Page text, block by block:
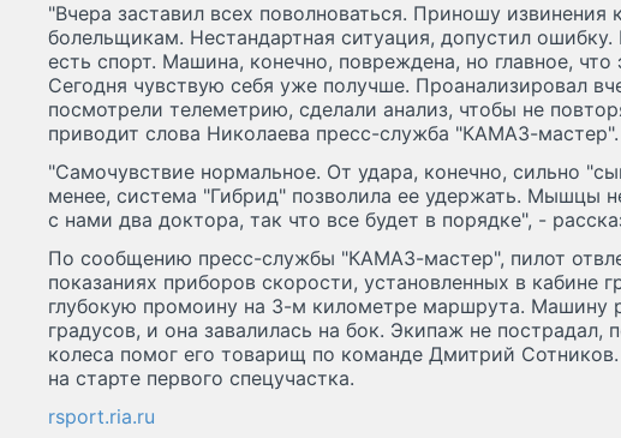
"Вчера заставил всех поволноваться. Приношу извинения
болельщикам. Нестандартная ситуация, допустил
есть спорт. Машина, конечно, повреждена, но главное,
Сегодня чувствую себя уже получше. Проанализировал
посмотрели телеметрию, сделали анализ, чтобы не
приводит слова Николаева пресс-служба "КАМАЗ-мастер".
"Самочувствие нормальное. От удара, конечно, сильно
менее, система "Гибрид" позволила ее удержать. Мышцы
с нами два доктора, так что все будет в порядке", -
По сообщению пресс-службы "КАМАЗ-мастер", пилот
показаниях приборов скорости, установленных в кабине
глубокую промоину на 3-м километре маршрута. Машину
градусов, и она завалилась на бок. Экипаж не пострадал,
колеса помог его товарищ по команде Дмитрий
на старте первого спецучастка.
rsport.ria.ru